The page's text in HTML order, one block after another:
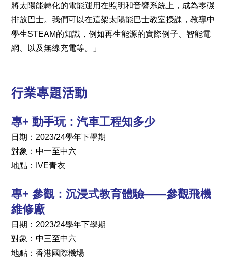
將太陽能轉化的電能運用在照明和音響系統上，成為零碳
排放巴士。我們可以在這架太陽能巴士教室授課，教導中
學生STEAM的知識，例如再生能源的實際例子、智能電
網、以及無線充電等。」
行業專題活動
專+ 動手玩：汽車工程知多少
日期：2023/24學年下學期
對象：中一至中六
地點：IVE青衣
專+ 參觀：沉浸式教育體驗——參觀飛機
維修廠
日期：2023/24學年下學期
對象：中三至中六
地點：香港國際機場